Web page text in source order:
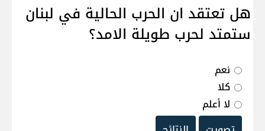
هل تعتقد ان الحرب الحالية في لبنان
ستمتد لحرب طويلة الامد؟
نعم
كلا
لا أعلم